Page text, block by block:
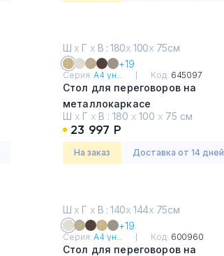
Ш х Г х В : 180х 100х 75см
+19
Серия:А4 ун... Код: 645097
Стол для переговоров на
металлокаркасе
Натуральный дуб
Ш х Г х В : 180 х 100 х 75 см
23 997 Р
На заказ Доставка от 14 дней
Ш х Г х В : 140х 144х 75см
+19
Серия:А4 ун... Код: 600960
Стол для переговоров на